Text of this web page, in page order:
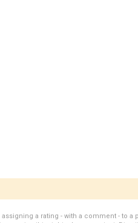
a rating - with a comment - to